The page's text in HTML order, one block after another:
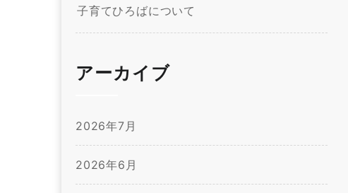
子育てひろばについて
アーカイブ
2026年7月
2026年6月